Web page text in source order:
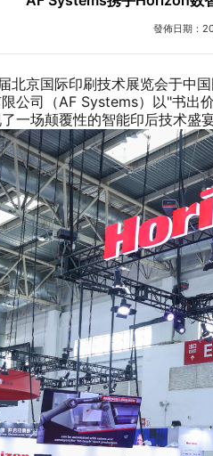
發佈日期：
北京国际印刷技术展览会于中
公司（AF Systems）以"书出
一场颠覆性的智能印后技术盛